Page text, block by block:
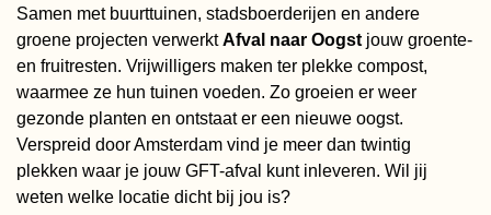
Samen met buurttuinen, stadsboerderijen en andere
groene projecten verwerktAfval naar Oogst jouw groente-
en fruitresten. Vrijwilligers maken ter plekke compost,
waarmee ze hun tuinen voeden. Zo groeien er weer
gezonde planten en ontstaat er een nieuwe oogst.
Verspreid door Amsterdam vind je meer dan twintig
plekken waar je jouw GFT-afval kunt inleveren. Wil jij
weten welke locatie dicht bij jou is?